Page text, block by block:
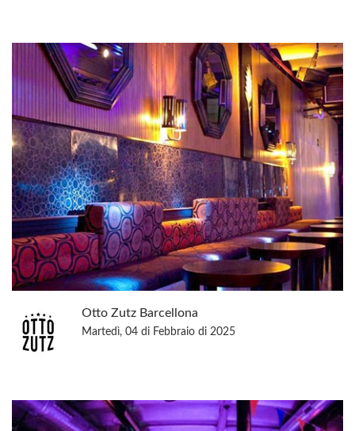
Otto Zutz Barcellona
Martedì, 04 di Febbraio di 2025